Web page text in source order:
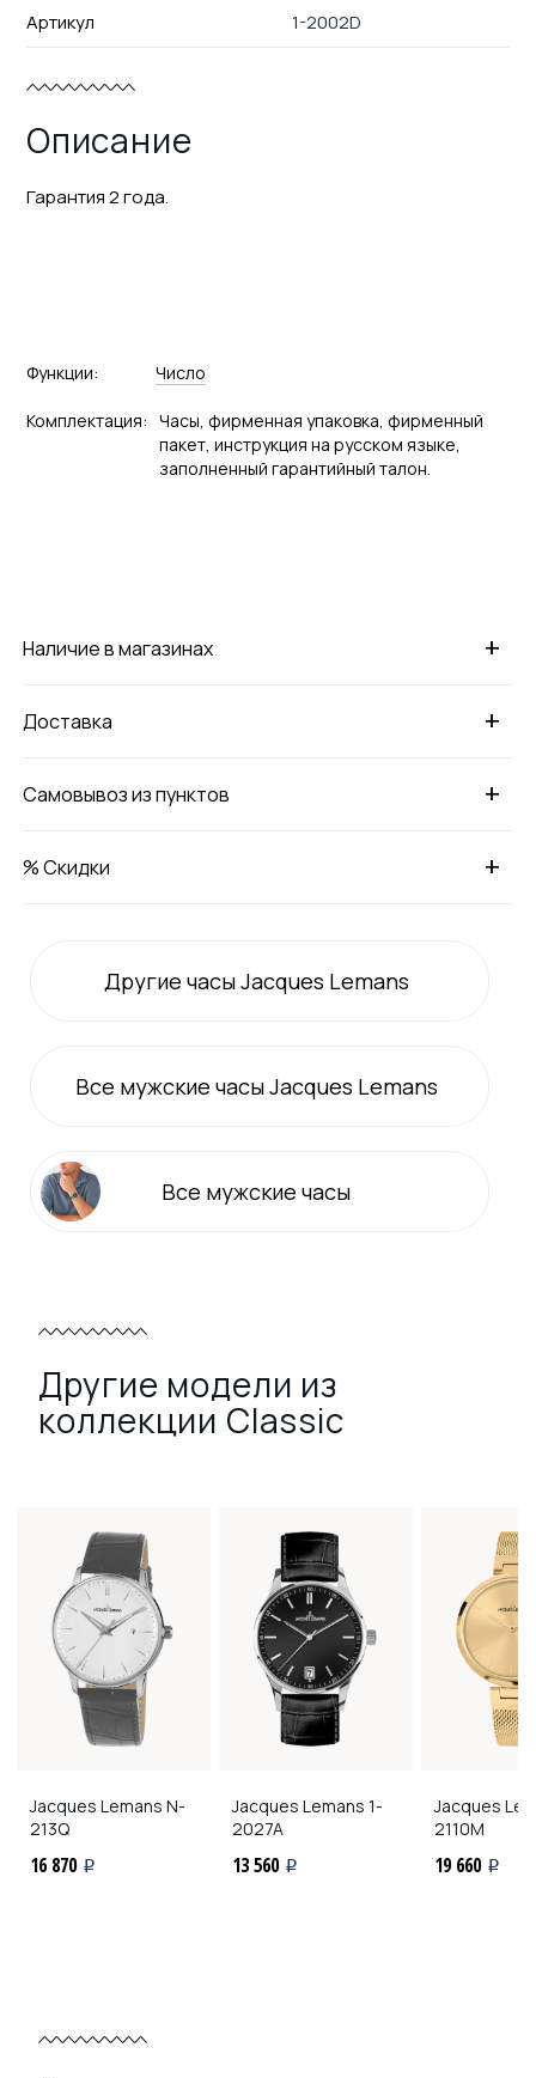
Артикул 1-2002D
Описание
Гарантия 2 года.
Функции: Число
Комплектация: Часы, фирменная упаковка, фирменный
пакет, инструкция на русском языке,
заполненный гарантийный талон.
+
Наличие в магазинах
+
Доставка
+
Самовывоз из пунктов
+
% Скидки
Другие часы Jacques Lemans
Все мужские часы Jacques Lemans
Все мужские часы
Другие модели из
коллекции Classic
Jacques Lemans N-
213Q
16 870 i
Jacques Lemans 1-
2027A
13 560 i
Jacques
2110M
19 660 i